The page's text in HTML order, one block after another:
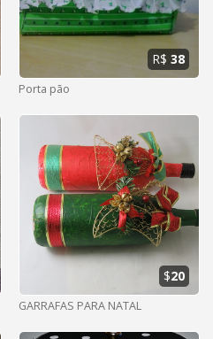
Porta pão
R$ 38
GARRAFAS PARA NATAL
$20